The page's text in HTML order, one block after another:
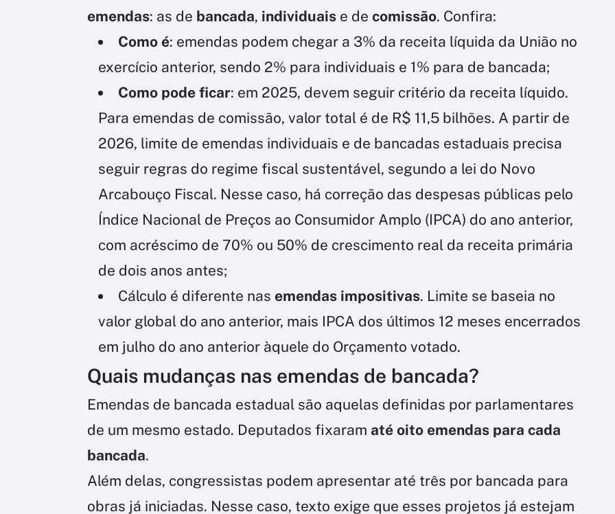
emendas: as de bancada, individuais e de comissão. Confira:
Como é: emendas podem chegar a 3% da receita líquida da União no
exercício anterior, sendo 2% para individuais e 1% para de bancada;
Como pode ficar: em 2025, devem seguir critério da receita líquido.
Para emendas de comissão, valor total é de R$ 11,5 bilhões. A partir de
2026, limite de emendas individuais e de bancadas estaduais precisa
seguir regras do regime fiscal sustentável, segundo a lei do Novo
Arcabouço Fiscal. Nesse caso, há correção das despesas públicas pelo
Índice Nacional de Preços ao Consumidor Amplo (IPCA) do ano anterior,
com acréscimo de 70% ou 50% de crescimento real da receita primária
de dois anos antes;
Cálculo é diferente nas emendas impositivas. Limite se baseia no
valor global do ano anterior, mais IPCA dos últimos 12 meses encerrados
em julho do ano anterior àquele do Orçamento votado.
Quais mudanças nas emendas de bancada?
Emendas de bancada estadual são aquelas definidas por parlamentares
de um mesmo estado. Deputados fixaram até oito emendas para cada
bancada.
Além delas, congressistas podem apresentar até três por bancada para
obras já iniciadas. Nesse caso, texto exige que esses projetos já estejam